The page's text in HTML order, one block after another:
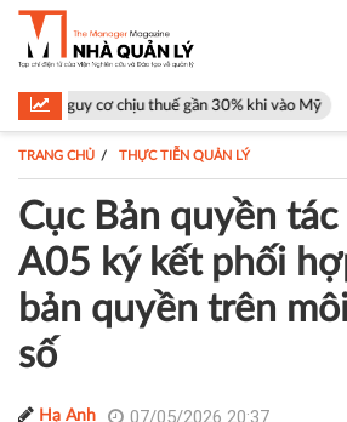
thuế gần 30% khi vào Mỹ Khu phố
TRANG CHỦ THỰC TIỄN QUẢN LÝ
Cục Bản quyền tác
A05 ký kết phối
bản quyền trên
số
Hạ Anh 07/05/2026 20:37